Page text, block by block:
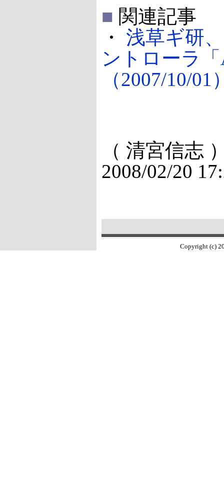
■ 関連記事
・ 浅草ギ研
ントローラ
（2007/10/01
（ 清宮信志
2008/02/20
Copyright (c)